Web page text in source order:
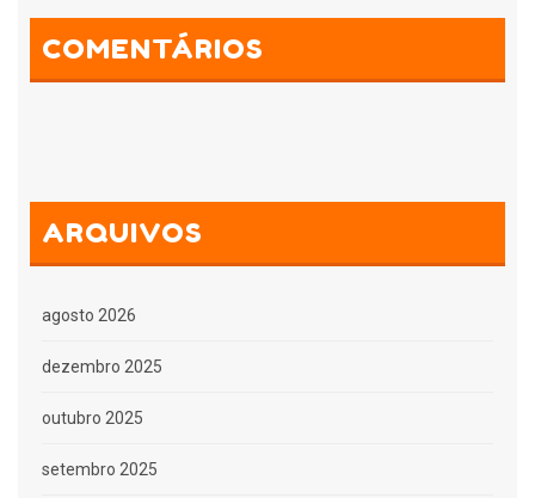
COMENTÁRIOS
ARQUIVOS
agosto 2026
dezembro 2025
outubro 2025
setembro 2025